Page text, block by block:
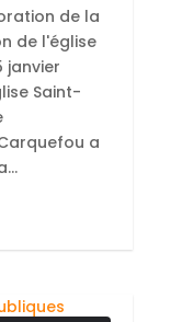
de la
de l'église
janvier
Saint-
a